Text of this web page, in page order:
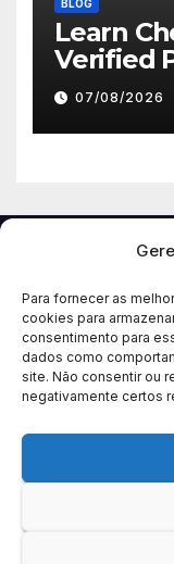
Para fornecer as
cookies para
consentimento para
dados como
site. Não consentir ou
negativamente certos
BLOG
Learn
Verified
Reliability
07/08/2026